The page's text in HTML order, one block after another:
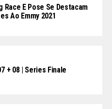
Race E Pose Se Destacam
Ao Emmy 2021
+ 08 | Series Finale